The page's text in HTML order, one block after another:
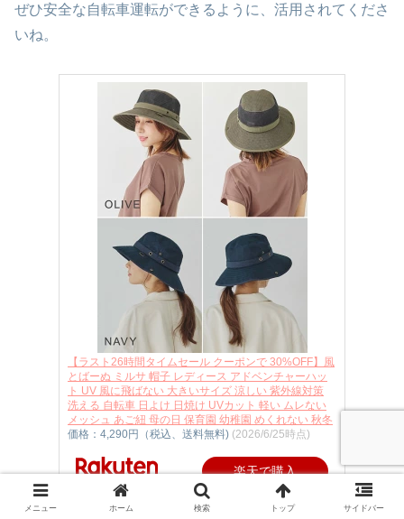
ぜひ安全な自転車運転ができるように、活用されてくださ
いね。
【ラスト26時間タイムセール クーポンで 30%OFF】風
とばーぬ ミルサ 帽子 レディース アドベンチャーハッ
ト UV 風に飛ばない 大きいサイズ 涼しい 紫外線対策
洗える 自転車 日よけ 日焼け UVカット 軽い ムレない
メッシュ あご紐 母の日 保育園 幼稚園 めくれない 秋冬
価格：4,290円（税込、送料無料) (2026/6/25時点)
楽天で購入
メニュー ホーム 検索 トップ サイドバー